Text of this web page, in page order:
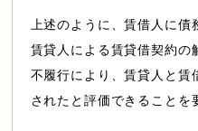
上述のように、賃借人に債
賃貸人による賃貸借契約の
不履行により、賃貸人と賃
されたと評価できることを